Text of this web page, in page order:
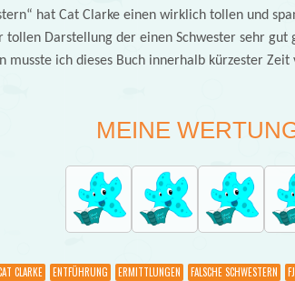
hat Cat Clarke einen wirklich tollen und
tollen Darstellung der einen Schwester sehr
musste ich dieses Buch innerhalb kürzester
MEINE
CLARKE ENTFÜHRUNG ERMITTLUNGEN FALSCHE SCHWESTERN